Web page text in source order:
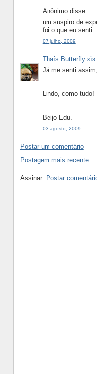
Anônimo disse...
um suspiro de
foi o que eu senti...
07 julho, 2009
Thaís Butterfly εїз
Já me senti
Lindo, como tudo!
Beijo Edu.
03 agosto, 2009
Postar um comentário
Postagem mais recente
Assinar: Postar